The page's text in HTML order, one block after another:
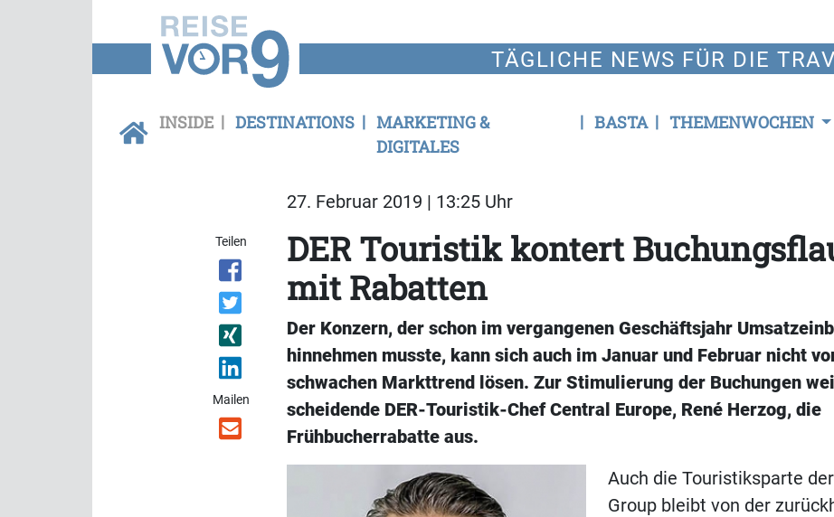
TÄGLICHE NEWS FÜR DIE
INSIDE DESTINATIONS
MARKETING &
DIGITALES
BASTA THEMENWOCHEN
27. Februar 2019 | 13:25 Uhr
Teilen
Mailen
DER Touristik kontert
mit Rabatten
Der Konzern, der schon im vergangenen Geschäftsjahr
hinnehmen musste, kann sich auch im Januar und Februar nicht
schwachen Markttrend lösen. Zur Stimulierung der Buchungen
scheidende DER-Touristik-Chef Central Europe, René Herzog, die
Frühbucherrabatte aus.
Auch die Touristiksparte
Group bleibt von der